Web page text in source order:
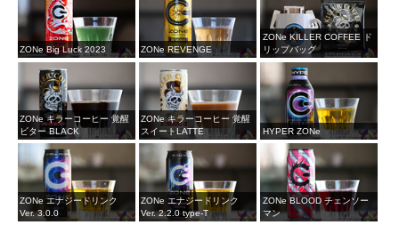
ZONe Big Luck 2023 ZONe REVENGE
ZONe KILLER COFFEE ド
リップバッグ
ZONe キラーコーヒー 覚醒
ビター BLACK
ZONe キラーコーヒー 覚醒
スイートLATTE
HYPER ZONe
ZONe エナジードリンク
Ver. 3.0.0
ZONe エナジードリンク
Ver. 2.2.0 type-T
ZONe BLOOD チェンソー
マン